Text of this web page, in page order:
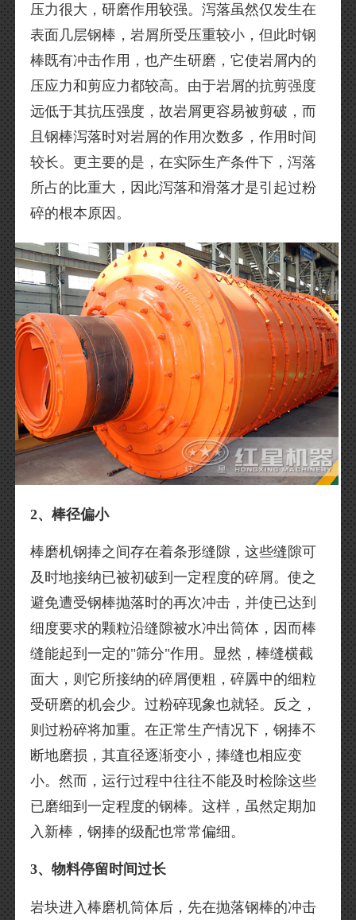
压力很大，研磨作用较强。泻落虽然仅发生在
表面几层钢棒，岩屑所受压重较小，但此时钢
棒既有冲击作用，也产生研磨，它使岩屑内的
压应力和剪应力都较高。由于岩屑的抗剪强度
远低于其抗压强度，故岩屑更容易被剪破，而
且钢棒泻落时对岩屑的作用次数多，作用时间
较长。更主要的是，在实际生产条件下，泻落
所占的比重大，因此泻落和滑落才是引起过粉
碎的根本原因。
2、棒径偏小
棒磨机钢捧之间存在着条形缝隙，这些缝隙可
及时地接纳已被初破到一定程度的碎屑。使之
避免遭受钢棒抛落时的再次冲击，并使已达到
细度要求的颗粒沿缝隙被水冲出筒体，因而棒
缝能起到一定的"筛分"作用。显然，棒缝横截
面大，则它所接纳的碎屑便粗，碎羼中的细粒
受研磨的机会少。过粉碎现象也就轻。反之，
则过粉碎将加重。在正常生产情况下，钢捧不
断地磨损，其直径逐渐变小，捧缝也相应变
小。然而，运行过程中往往不能及时检除这些
已磨细到一定程度的钢棒。这样，虽然定期加
入新棒，钢捧的级配也常常偏细。
3、物料停留时间过长
岩块进入棒磨机筒体后，先在抛落钢棒的冲击